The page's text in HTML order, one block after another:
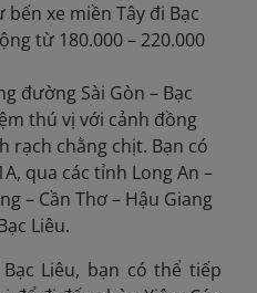
xe miền Tây đi Bạc
từ 180.000 – 220.000
đường Sài Gòn – Bạc
thú vị với cảnh đồng
rạch chằng chịt. Bạn có
qua các tỉnh Long An –
– Cần Thơ – Hậu Giang
Liêu.
Liêu, bạn có thể tiếp